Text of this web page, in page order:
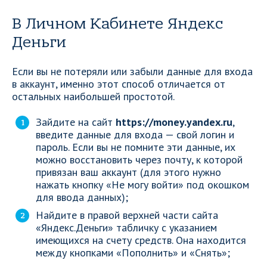
В Личном Кабинете Яндекс
Деньги
Если вы не потеряли или забыли данные для входа
в аккаунт, именно этот способ отличается от
остальных наибольшей простотой.
Зайдите на сайт https://money.yandex.ru,
введите данные для входа — свой логин и
пароль. Если вы не помните эти данные, их
можно восстановить через почту, к которой
привязан ваш аккаунт (для этого нужно
нажать кнопку «Не могу войти» под окошком
для ввода данных);
Найдите в правой верхней части сайта
«Яндекс.Деньги» табличку с указанием
имеющихся на счету средств. Она находится
между кнопками «Пополнить» и «Снять»;